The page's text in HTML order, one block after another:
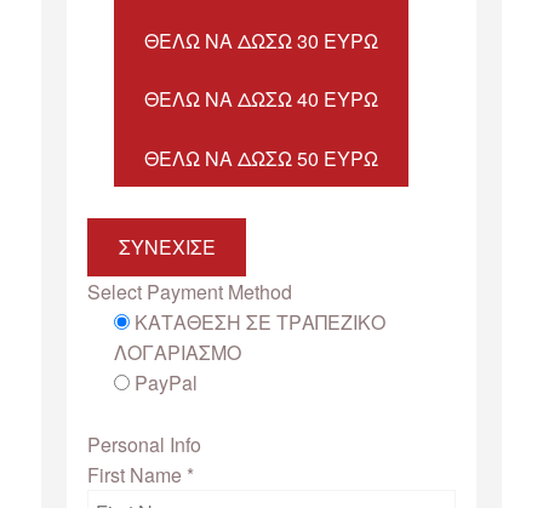
ΘΈΛΩ ΝΑ ΔΏΣΩ 30 ΕΥΡΏ
ΘΈΛΩ ΝΑ ΔΏΣΩ 40 ΕΥΡΏ
ΘΈΛΩ ΝΑ ΔΏΣΩ 50 ΕΥΡΏ
ΣΥΝΕΧΙΣΕ
Select Payment Method
ΚΑΤΑΘΕΣΗ ΣΕ ΤΡΑΠΕΖΙΚΟ
ΛΟΓΑΡΙΑΣΜΟ
PayPal
Personal Info
First Name *